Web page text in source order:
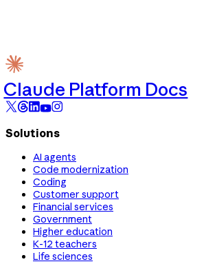
Claude Platform Docs
Solutions
AI agents
Code modernization
Coding
Customer support
Financial services
Government
Higher education
K-12 teachers
Life sciences